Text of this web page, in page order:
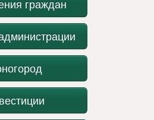
граждан